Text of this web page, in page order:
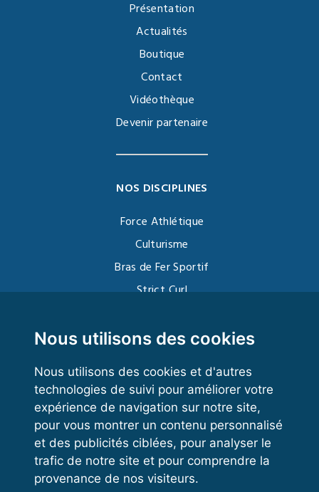
Nous utilisons des cookies
Nous utilisons des cookies et d'autres
technologies de suivi pour améliorer votre
expérience de navigation sur notre site,
pour vous montrer un contenu personnalisé
et des publicités ciblées, pour analyser le
trafic de notre site et pour comprendre la
provenance de nos visiteurs.
Présentation
Actualités
Boutique
Contact
Vidéothèque
Devenir partenaire
NOS DISCIPLINES
Force Athlétique
Culturisme
Bras de Fer Sportif
Strict Curl
Kettlebell
VOS ESPACES
Espace dirigeant
Espace licencié
Trouver un club